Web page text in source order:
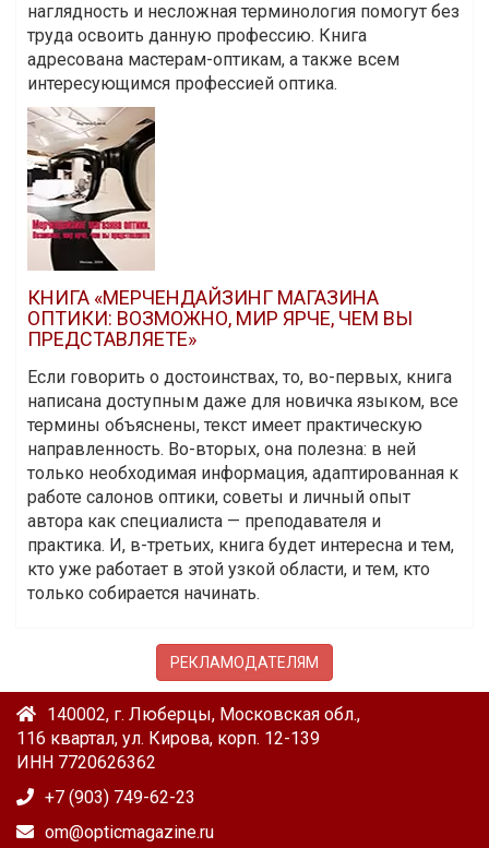
наглядность и несложная терминология помогут без
труда освоить данную профессию. Книга
адресована мастерам-оптикам, а также всем
интересующимся профессией оптика.
КНИГА «МЕРЧЕНДАЙЗИНГ МАГАЗИНА
ОПТИКИ: ВОЗМОЖНО, МИР ЯРЧЕ, ЧЕМ ВЫ
ПРЕДСТАВЛЯЕТЕ»
Если говорить о достоинствах, то, во-первых, книга
написана доступным даже для новичка языком, все
термины объяснены, текст имеет практическую
направленность. Во-вторых, она полезна: в ней
только необходимая информация, адаптированная к
работе салонов оптики, советы и личный опыт
автора как специалиста — преподавателя и
практика. И, в-третьих, книга будет интересна и тем,
кто уже работает в этой узкой области, и тем, кто
только собирается начинать.
РЕКЛАМОДАТЕЛЯМ
140002, г. Люберцы, Московская обл.,
116 квартал, ул. Кирова, корп. 12-139
ИНН 7720626362
+7 (903) 749-62-23
om@opticmagazine.ru